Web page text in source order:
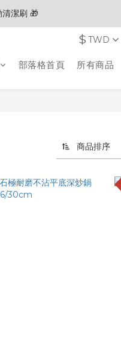
折$200
潔刷 🎁
$ TWD
部落格首頁 所有商品
商品排序